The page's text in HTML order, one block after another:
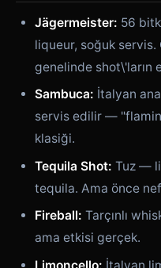
Jägermeister: 56
liqueur, soğuk
genelinde shot\'ların
Sambuca: İtalyan
servis edilir —
klasiği.
Tequila Shot: Tuz —
tequila. Ama önce
Fireball: Tarçınlı
ama etkisi gerçek.
Limoncello: İtalyan